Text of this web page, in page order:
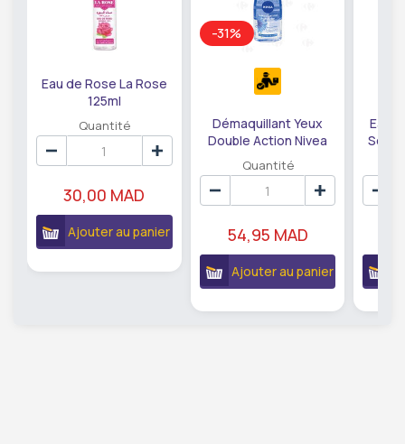
Eau de Rose La Rose
125ml
Quantité
30,00 MAD
Ajouter au panier
-31%
Démaquillant Yeux
Double Action Nivea
125ml.
Quantité
54,95 MAD
Ajouter au panier
Eau